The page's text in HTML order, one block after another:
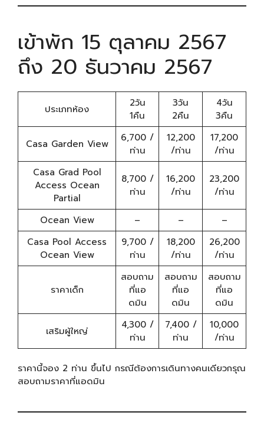
เข้าพัก 15 ตุลาคม 2567
ถึง 20 ธันวาคม 2567
ประเภทห้อง
2วัน
1คืน
3วัน
2คืน
4วัน
3คืน
Casa Garden View
6,700 /
ท่าน
12,200
/ท่าน
17,200
/ท่าน
Casa Grad Pool
Access Ocean
Partial
8,700 /
ท่าน
16,200
/ท่าน
23,200
/ท่าน
Ocean View – –
–
Casa Pool Access
Ocean View
9,700 /
ท่าน
18,200
/ท่าน
26,200
/ท่าน
ราคาเด็ก
สอบถาม
ที่แอ
ดมิน
สอบถาม
ที่แอ
ดมิน
สอบถาม
ที่แอ
ดมิน
เสริมผู้ใหญ่
4,300 /
ท่าน
7,400 /
ท่าน
10,000
/ท่าน
ราคานี้จอง 2 ท่าน ขึ้นไป กรณีต้องการเดินทางคนเดียวกรุณ
สอบถามราคาที่แอดมิน